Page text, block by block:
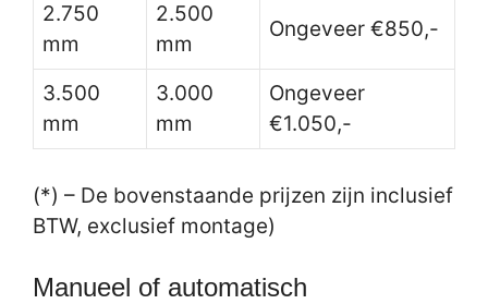
2.750
mm
2.500
mm
Ongeveer €850,-
3.500
mm
3.000
mm
Ongeveer
€1.050,-
(*) – De bovenstaande prijzen zijn inclusief
BTW, exclusief montage)
Manueel of automatisch